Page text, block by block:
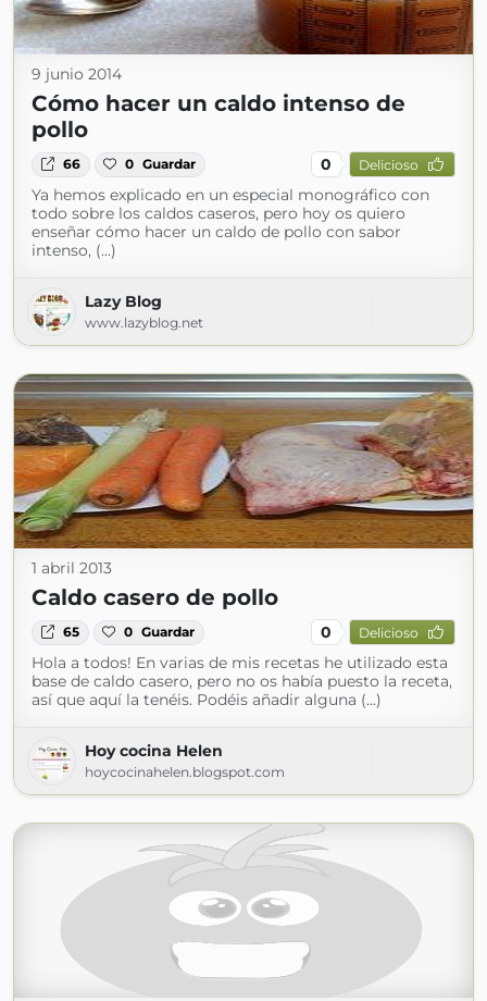
9 junio 2014
Cómo hacer un caldo intenso de
pollo
66 0 Guardar 0 Delicioso
Ya hemos explicado en un especial monográfico con
todo sobre los caldos caseros, pero hoy os quiero
enseñar cómo hacer un caldo de pollo con sabor
intenso, (...)
Lazy Blog
www.lazyblog.net
1 abril 2013
Caldo casero de pollo
65 0 Guardar 0 Delicioso
Hola a todos! En varias de mis recetas he utilizado esta
base de caldo casero, pero no os había puesto la receta,
así que aquí la tenéis. Podéis añadir alguna (...)
Hoy cocina Helen
hoycocinahelen.blogspot.com